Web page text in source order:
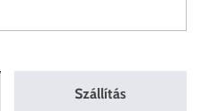
Szállítás